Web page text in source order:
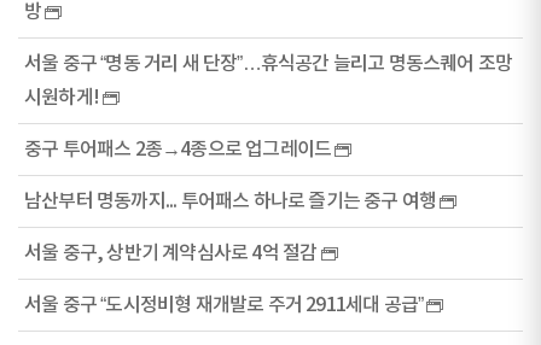
방
서울 중구 “명동 거리 새 단장”…휴식공간 늘리고 명동스퀘어 조망
시원하게!
중구 투어패스 2종→4종으로 업그레이드
남산부터 명동까지... 투어패스 하나로 즐기는 중구 여행
서울 중구, 상반기 계약심사로 4억 절감
서울 중구 “도시정비형 재개발로 주거 2911세대 공급”